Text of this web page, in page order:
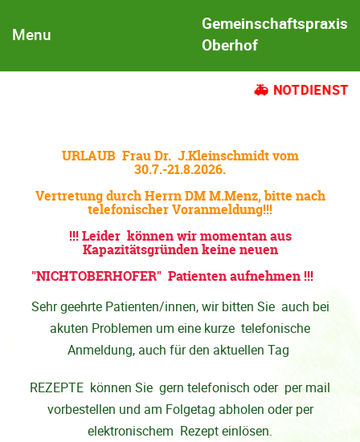
Menu
Gemeinschaftspraxis
Oberhof
NOTDIENST
URLAUB Frau Dr. J.Kleinschmidt vom
30.7.-21.8.2026.
Vertretung durch Herrn DM M.Menz, bitte nach
telefonischer Voranmeldung!!!
!!! Leider können wir momentan aus
Kapazitätsgründen keine neuen
"NICHTOBERHOFER" Patienten aufnehmen !!!
Sehr geehrte Patienten/innen, wir bitten Sie auch bei
akuten Problemen um eine kurze telefonische
Anmeldung, auch für den aktuellen Tag
REZEPTE können Sie gern telefonisch oder per mail
vorbestellen und am Folgetag abholen oder per
elektronischem Rezept einlösen.